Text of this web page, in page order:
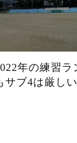
年の練習ラ
サブ4は厳し